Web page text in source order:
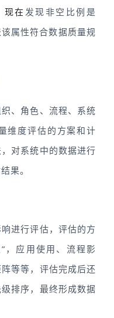
现在 发现非空比例是
属性符合数据质量规
、角色、流程、系统
维度评估的方案和计
对系统中的数据进行
果。
进行评估，评估的方
，应用使用、流程影
等等，评估完成后还
排序，最终形成数据